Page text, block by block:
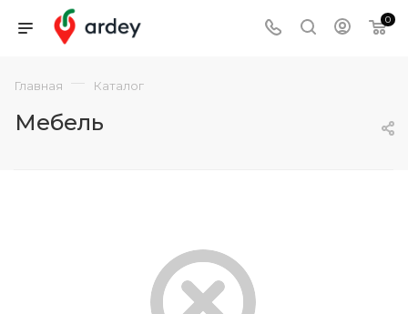
0
Главная — Каталог
Мебель